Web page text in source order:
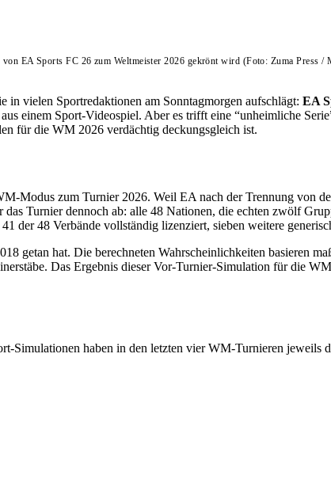
EA Sports FC 26 zum Weltmeister 2026 gekrönt wird (Foto: Zuma Press /
vielen Sportredaktionen am Sonntagmorgen aufschlägt: EA
einem Sport-Videospiel. Aber es trifft eine “unheimliche
für die WM 2026 verdächtig deckungsgleich ist.
Modus zum Turnier 2026. Weil EA nach der Trennung von
Turnier dennoch ab: alle 48 Nationen, die echten zwölf
der 48 Verbände vollständig lizenziert, sieben weitere
getan hat. Die berechneten Wahrscheinlichkeiten basieren
Das Ergebnis dieser Vor-Turnier-Simulation für die
Simulationen haben in den letzten vier WM-Turnieren jeweils